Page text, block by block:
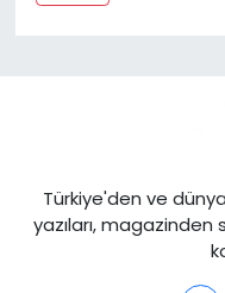
Türkiye'den ve
yazıları,